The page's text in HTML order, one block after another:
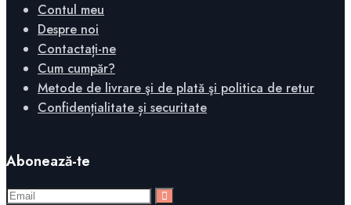
Contul meu
Despre noi
Contactați-ne
Cum cumpăr?
Metode de livrare şi de plată şi politica de retur
Confidențialitate și securitate
Abonează-te